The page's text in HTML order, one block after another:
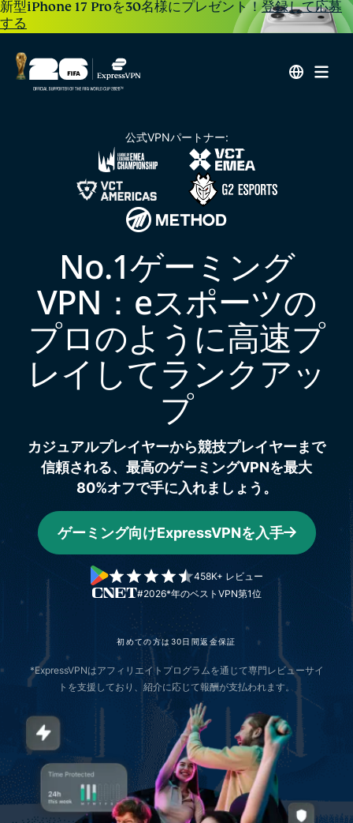
新型iPhone 17 Proを30名様にプレゼント！登録して応募
する
公式VPNパートナー:
No.1ゲーミング
VPN：eスポーツの
プロのように高速プ
レイしてランクアッ
プ
カジュアルプレイヤーから競技プレイヤーまで
信頼される、最高のゲーミングVPNを最大
80%オフで手に入れましょう。
ゲーミング向けExpressVPNを入手
#2026*年のベストVPN第1位
458K+ レビュー
初めての方は30日間返金保証
*ExpressVPNはアフィリエイトプログラムを通じて専門レビューサイ
トを支援しており、紹介に応じて報酬が支払われます。